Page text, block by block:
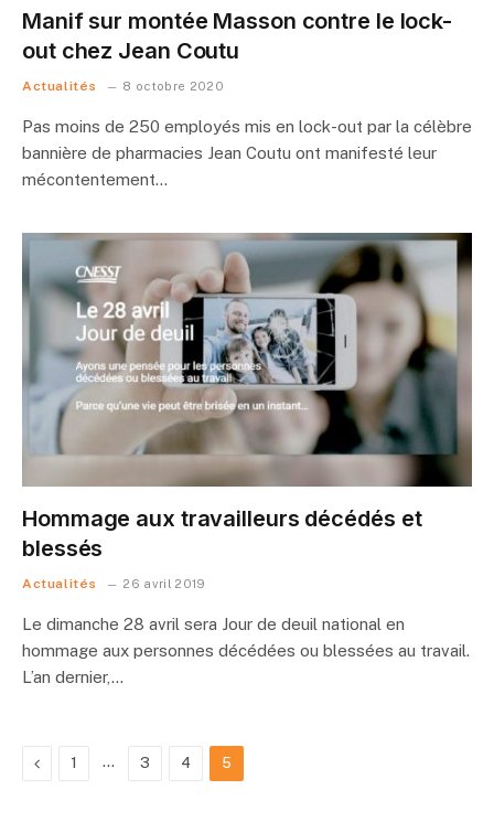
Manif sur montée Masson contre le lock-
out chez Jean Coutu
Actualités 8 octobre 2020
Pas moins de 250 employés mis en lock-out par la célèbre
bannière de pharmacies Jean Coutu ont manifesté leur
mécontentement…
Hommage aux travailleurs décédés et
blessés
Actualités 26 avril 2019
Le dimanche 28 avril sera Jour de deuil national en
hommage aux personnes décédées ou blessées au travail.
L’an dernier,…
Previous
1 … 3 4 5